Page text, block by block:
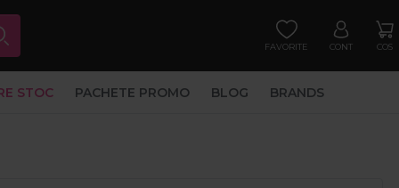
FAVORITE CONT COS
STOC PACHETE PROMO BLOG BRANDS